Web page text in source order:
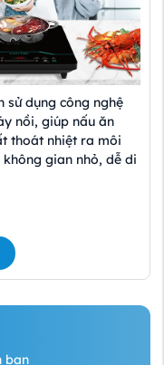
sử dụng công nghệ
nồi, giúp nấu ăn
thoát nhiệt ra môi
gian nhỏ, dễ di
Livotec
gia nhiệt nhanh,
giản kể cả người
bạn